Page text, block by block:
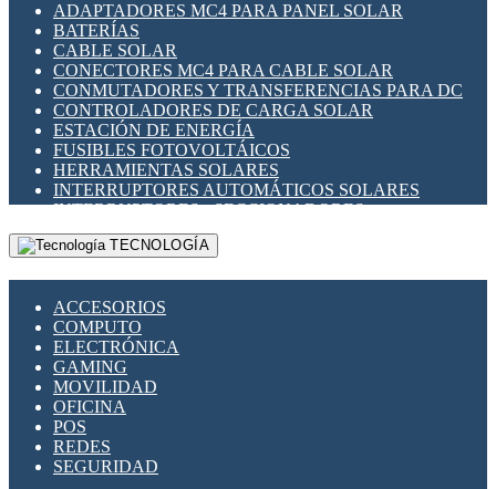
ADAPTADORES MC4 PARA PANEL SOLAR
BATERÍAS
CABLE SOLAR
CONECTORES MC4 PARA CABLE SOLAR
CONMUTADORES Y TRANSFERENCIAS PARA DC
CONTROLADORES DE CARGA SOLAR
ESTACIÓN DE ENERGÍA
FUSIBLES FOTOVOLTÁICOS
HERRAMIENTAS SOLARES
INTERRUPTORES AUTOMÁTICOS SOLARES
INTERRUPTORES - SECCIONADORES
FOTOVOLTÁICOS
MONTAJE PANEL SOLAR
SUPRESOR DE TRANSIENTES SPDS PARA
APLICACIONES FOTOVOLTAICAS
TECNOLOGÍA
ACCESORIOS
COMPUTO
ELECTRÓNICA
GAMING
MOVILIDAD
OFICINA
POS
REDES
SEGURIDAD